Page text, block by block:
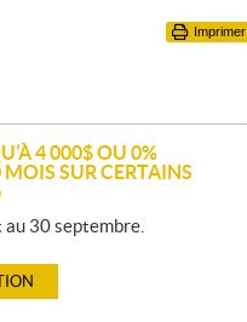
Imprimer
4 000$ OU 0%
SUR CERTAINS
30 septembre.